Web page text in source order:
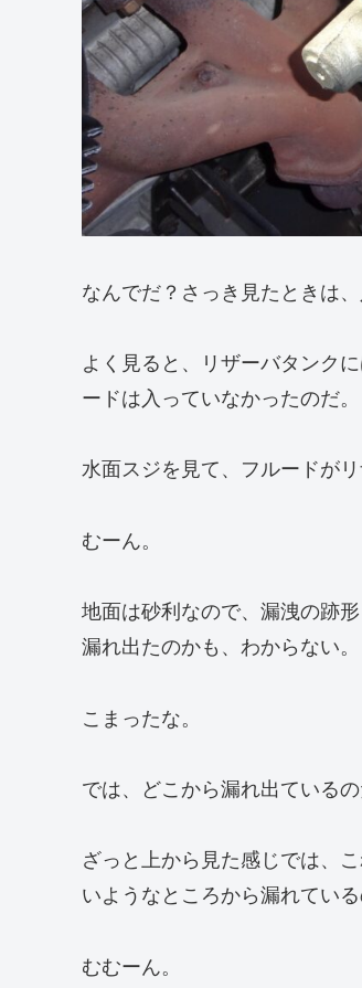
なんでだ？さっき見たときは
よく見ると、リザーバタンク
ードは入っていなかったのだ。
水面スジを見て、フルードが
むーん。
地面は砂利なので、漏洩の跡
漏れ出たのかも、わからない。
こまったな。
では、どこから漏れ出ているの
ざっと上から見た感じでは、
いようなところから漏れている
むむーん。